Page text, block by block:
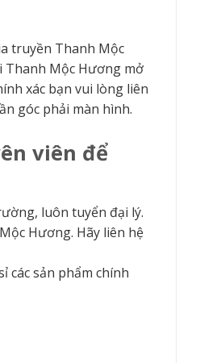
truyền Thanh Mộc
Thanh Mộc Hương mở
xác bạn vui lòng liên
góc phải màn hình.
viên để
luôn tuyển đại lý.
Hương. Hãy liên hệ
các sản phẩm chính